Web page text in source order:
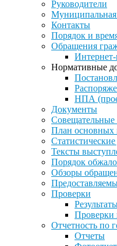
Руководители
Контакты
Порядок и
Обращения
Нормативные
НПА
Документы
Совещательные
План основных
Тексты
Порядок
Обзоры
Проверки
Проверки
Отчетность по
Отчеты